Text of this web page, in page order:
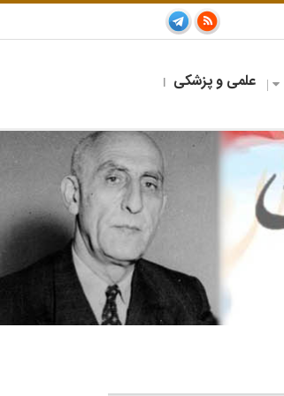
علمی و پزشکی